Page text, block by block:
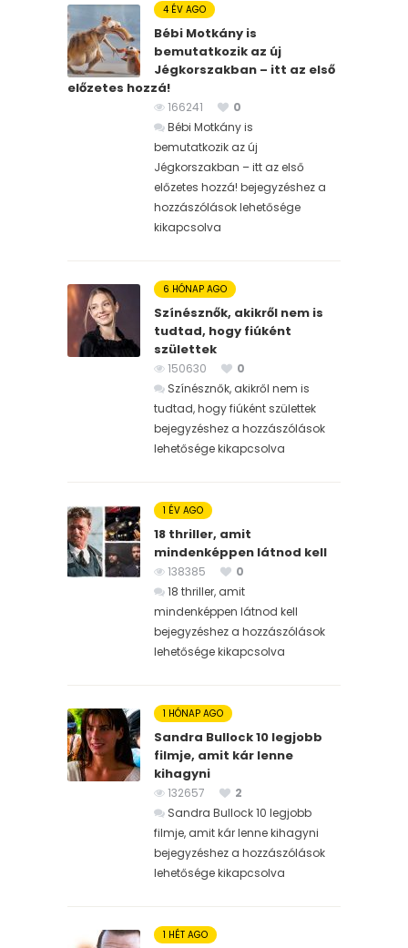
4 ÉV AGO
Bébi Motkány is
bemutatkozik az új
Jégkorszakban – itt az első
előzetes hozzá!
166241
0
Bébi Motkány is
bemutatkozik az új
Jégkorszakban – itt az első
előzetes hozzá! bejegyzéshez a
hozzászólások lehetősége
kikapcsolva
6 HÓNAP AGO
Színésznők, akikről nem is
tudtad, hogy fiúként
születtek
150630
0
Színésznők, akikről nem is
tudtad, hogy fiúként születtek
bejegyzéshez a hozzászólások
lehetősége kikapcsolva
1 ÉV AGO
18 thriller, amit
mindenképpen látnod kell
138385
0
18 thriller, amit
mindenképpen látnod kell
bejegyzéshez a hozzászólások
lehetősége kikapcsolva
1 HÓNAP AGO
Sandra Bullock 10 legjobb
filmje, amit kár lenne
kihagyni
132657
2
Sandra Bullock 10 legjobb
filmje, amit kár lenne kihagyni
bejegyzéshez a hozzászólások
lehetősége kikapcsolva
1 HÉT AGO